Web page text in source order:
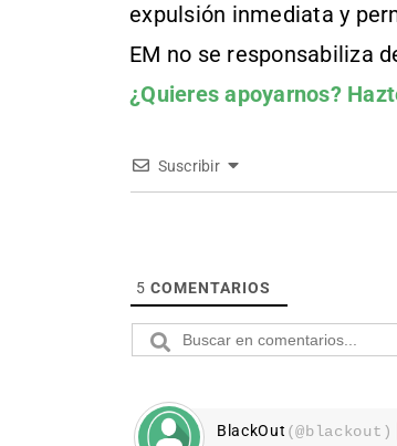
expulsión inmediata y
EM no se responsabiliza
¿Quieres apoyarnos?
Suscribir
5 COMENTARIOS
BlackOut (@blackout)